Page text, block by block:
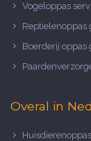
Vogeloppas
Reptielenoppas
Boerderij oppas
Overal in